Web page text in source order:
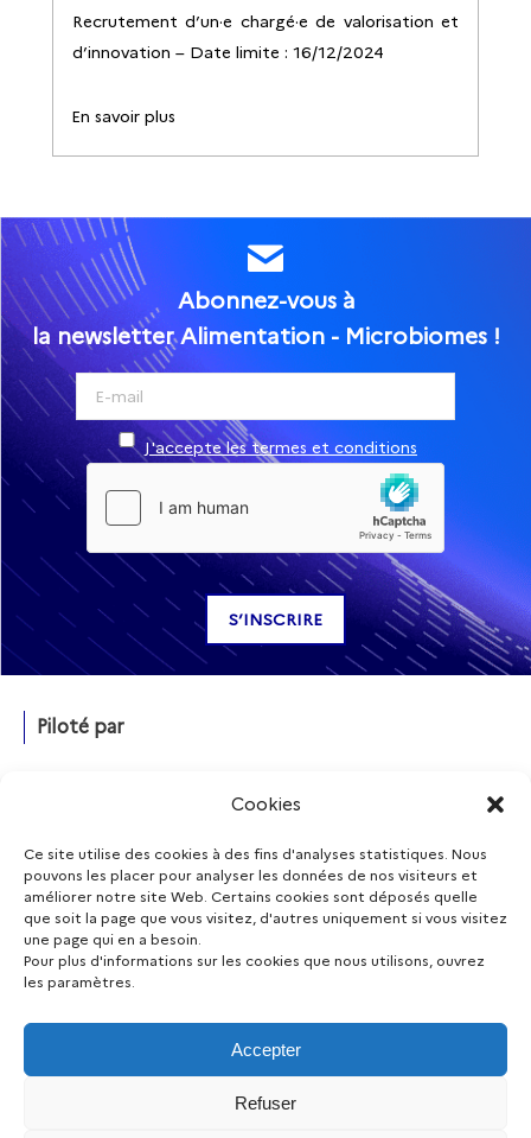
Cookies
Ce site utilise des cookies à des fins d'analyses statistiques. Nous
pouvons les placer pour analyser les données de nos visiteurs et
améliorer notre site Web. Certains cookies sont déposés quelle
que soit la page que vous visitez, d'autres uniquement si vous visitez
une page qui en a besoin.
Pour plus d'informations sur les cookies que nous utilisons, ouvrez
les paramètres.
Accepter
Refuser
Recrutement d’un·e chargé·e de valorisation et
d’innovation – Date limite : 16/12/2024
En savoir plus
Abonnez-vous à
la newsletter Alimentation - Microbiomes !
J'accepte les termes et conditions
Piloté par
Financé par